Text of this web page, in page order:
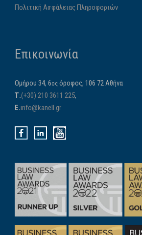
Πολιτική Ασφάλειας Πληροφοριών
Επικοινωνία
Ομήρου 34, 6ος όροφος, 106 72 Αθήνα
Τ.(+30) 210 3611 225,
E.info@kanell.gr